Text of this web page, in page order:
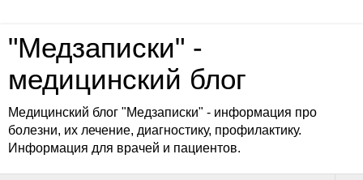
"Медзаписки" -
медицинский блог
Медицинский блог "Медзаписки" - информация про
болезни, их лечение, диагностику, профилактику.
Информация для врачей и пациентов.